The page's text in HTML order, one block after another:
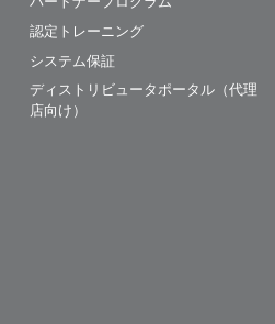
認定トレーニング
システム保証
ディストリビュータポータル（代理
店向け）